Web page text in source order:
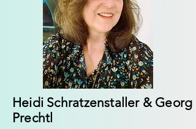
Heidi Schratzenstaller & Georg
Prechtl